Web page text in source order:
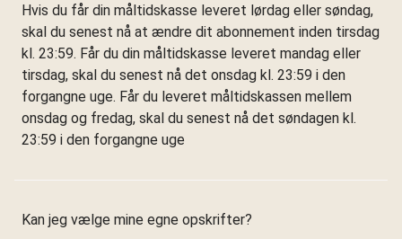
Hvis du får din måltidskasse leveret lørdag eller søndag,
skal du senest nå at ændre dit abonnement inden tirsdag
kl. 23:59. Får du din måltidskasse leveret mandag eller
tirsdag, skal du senest nå det onsdag kl. 23:59 i den
forgangne uge. Får du leveret måltidskassen mellem
onsdag og fredag, skal du senest nå det søndagen kl.
23:59 i den forgangne uge
Kan jeg vælge mine egne opskrifter?